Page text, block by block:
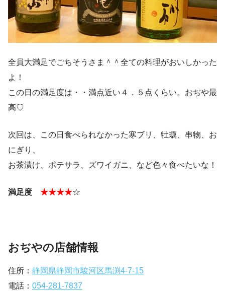
全員大満足でごちそうさま＾＾全ての料理がおいしかった
よ！
この日の満足度は・・満点近い４．５点くらい。おぢや最
高♡
次回は、この日食べられなかった寒ブリ、牡蠣、串物、お
にぎり、
お茶漬け、ポテサラ、ズワイガニ、など色々食べたいな！
満足度 ★★★★☆
おぢやの店舗情報
住所： 静岡県静岡市駿河区馬渕4-7-15
電話： 054-281-7837